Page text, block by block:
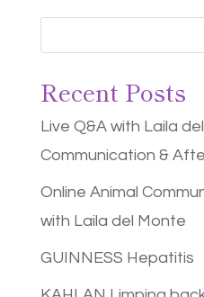
Recent Posts
Live Q&A with Laila
Communication &
Online Animal
with Laila del Monte
GUINNESS Hepatitis